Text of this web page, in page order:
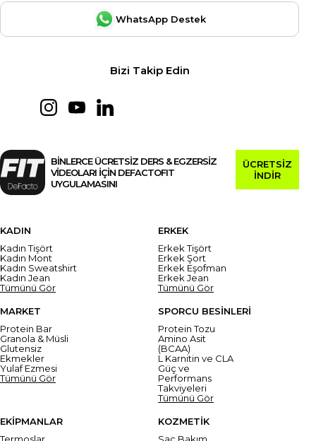
WhatsApp Destek
Bizi Takip Edin
BİNLERCE ÜCRETSİZ DERS & EGZERSİZ
VİDEOLARI İÇİN DEFACTOFIT
UYGULAMASINI
ÜCRETSİZ
İNDİR
KADIN
Kadın Tişört
Kadın Mont
Kadın Sweatshirt
Kadın Jean
Tümünü Gör
ERKEK
Erkek Tişört
Erkek Şort
Erkek Eşofman
Erkek Jean
Tümünü Gör
MARKET
Protein Bar
Granola & Müsli
Glutensiz
Ekmekler
Yulaf Ezmesi
Tümünü Gör
SPORCU BESİNLERİ
Protein Tozu
Amino Asit
(BCAA)
L Karnitin ve CLA
Güç ve
Performans
Takviyeleri
Tümünü Gör
EKİPMANLAR
Termoslar
KOZMETİK
Saç Bakım